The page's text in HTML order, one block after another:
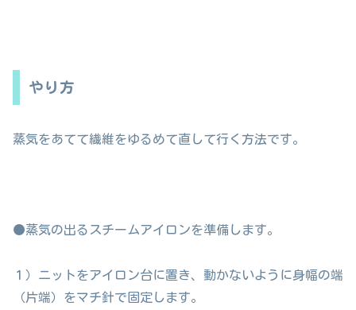
やり方
蒸気をあてて繊維をゆるめて直して行く方法です。
●蒸気の出るスチームアイロンを準備します。
１）ニットをアイロン台に置き、動かないように身幅の端
（片端）をマチ針で固定します。